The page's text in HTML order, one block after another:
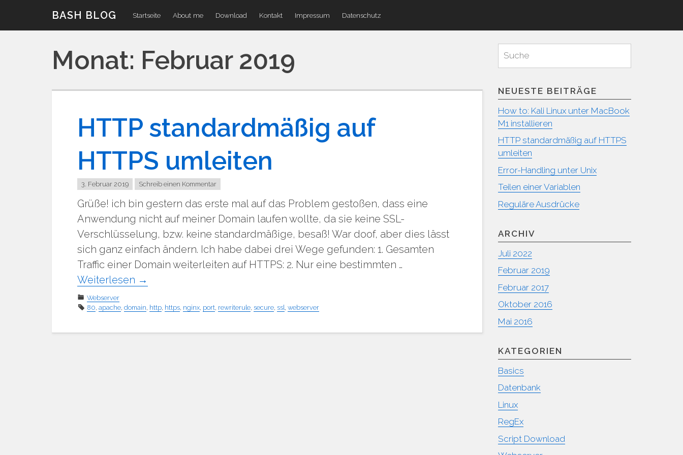
BASH BLOG Startseite About me Download Kontakt Impressum Datenschutz
Monat: Februar 2019
HTTP standardmäßig auf
HTTPS umleiten
3. Februar 2019 Schreib einen Kommentar
Grüße! ich bin gestern das erste mal auf das Problem gestoßen, dass eine
Anwendung nicht auf meiner Domain laufen wollte, da sie keine SSL-
Verschlüsselung, bzw. keine standardmäßige, besaß! War doof, aber dies lässt
sich ganz einfach ändern. Ich habe dabei drei Wege gefunden: 1. Gesamten
Traffic einer Domain weiterleiten auf HTTPS: 2. Nur eine bestimmten …
Weiterlesen →
Webserver
80 apache domain http https nginx port rewriterule secure ssl webserver
für:
Suchen
NEUESTE BEITRÄGE
How to: Kali Linux unter MacBook
M1 installieren
HTTP standardmäßig auf HTTPS
umleiten
Error-Handling unter Unix
Teilen einer Variablen
Reguläre Ausdrücke
ARCHIV
Juli 2022
Februar 2019
Februar 2017
Oktober 2016
Mai 2016
KATEGORIEN
Basics
Datenbank
Linux
RegEx
Script Download